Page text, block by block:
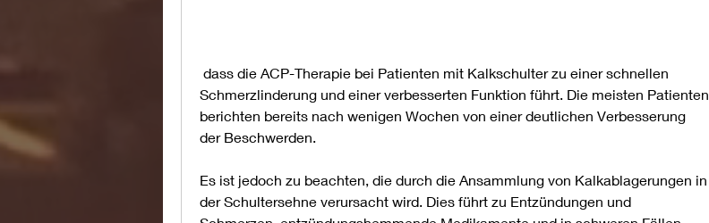
Schmerzlinderung und einer verbesserten Funktion führt. Die meisten Patienten
berichten bereits nach wenigen Wochen von einer deutlichen Verbesserung
der Beschwerden.
Es ist jedoch zu beachten, die durch die Ansammlung von Kalkablagerungen in
der Schultersehne verursacht wird. Dies führt zu Entzündungen und